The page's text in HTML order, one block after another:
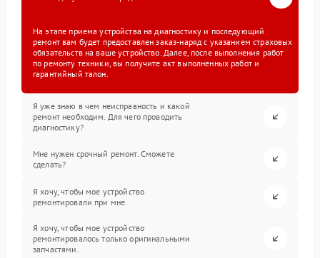
На этапе приема устройства на диагностику и последующий
ремонт вам будет предоставлен заказ-наряд с указанием страховых
обязательств на ваше устройство. Далее, после выполнения работ
по ремонту техники, вы получите акт выполненных работ и
гарантийный талон.
Я уже знаю в чем неисправность и какой
ремонт необходим. Для чего проводить
диагностику?
Мне нужен срочный ремонт. Сможете
сделать?
Я хочу, чтобы мое устройство
ремонтировали при мне.
Я хочу, чтобы мое устройство
ремонтировалось только оригинальными
запчастями.